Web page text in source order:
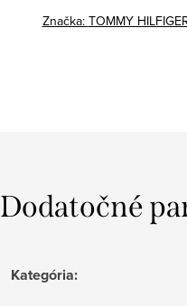
Značka: TOMMY
Dodatočné
Kategória: